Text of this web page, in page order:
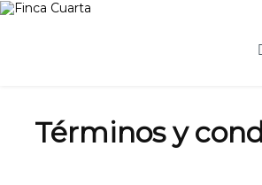
Términos y